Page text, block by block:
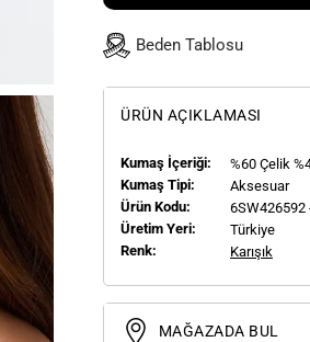
Beden Tablosu
ÜRÜN AÇIKLAMASI
Kumaş İçeriği:
%60 Çelik
Kumaş Tipi:
Aksesuar
Ürün Kodu:
6SW426592
Üretim Yeri:
Türkiye
Renk:
Karışık
MAĞAZADA BUL